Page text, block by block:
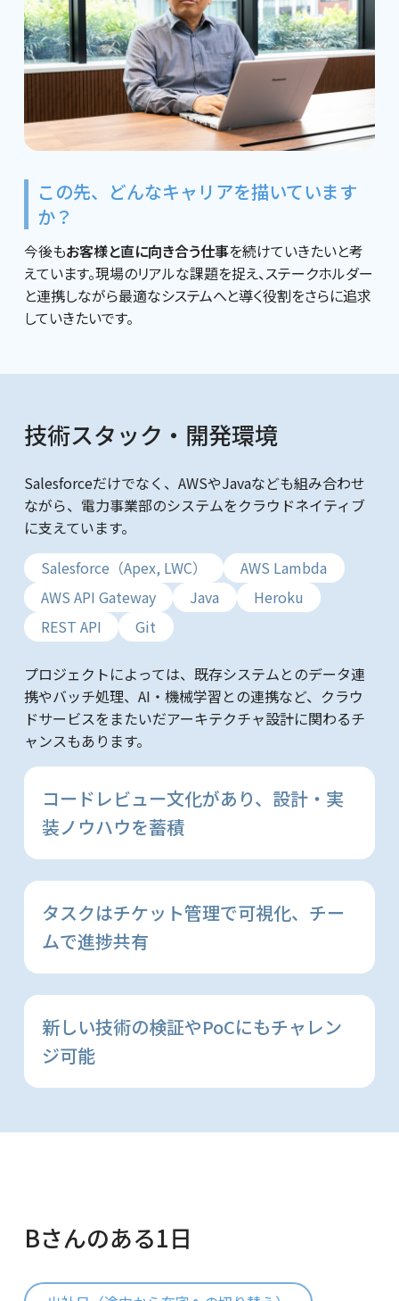
この先、どんなキャリアを描いています
か？
今後もお客様と直に向き合う仕事を続けていきたいと考
えています。現場のリアルな課題を捉え、ステークホルダー
と連携しながら最適なシステムへと導く役割をさらに追求
していきたいです。
技術スタック・開発環境
Salesforceだけでなく、AWSやJavaなども組み合わせ
ながら、電力事業部のシステムをクラウドネイティブ
に支えています。
Salesforce（Apex, LWC）
AWS Lambda
AWS API Gateway
Java
Heroku
REST API
Git
プロジェクトによっては、既存システムとのデータ連
携やバッチ処理、AI・機械学習との連携など、クラウ
ドサービスをまたいだアーキテクチャ設計に関わるチ
ャンスもあります。
コードレビュー文化があり、設計・実
装ノウハウを蓄積
タスクはチケット管理で可視化、 チー
ムで進捗共有
新しい技術の検証やPoCにもチャレン
ジ可能
Bさんのある1日